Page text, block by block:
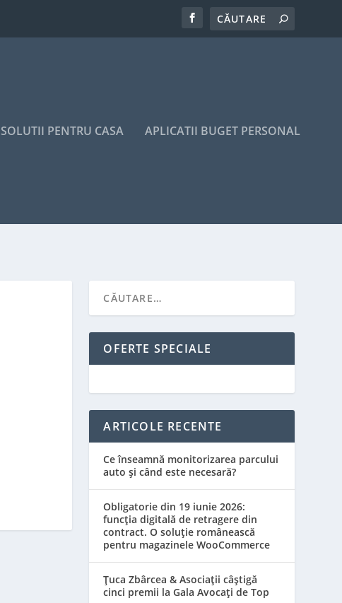
SOLUTII PENTRU CASA APLICATII BUGET PERSONAL
OFERTE SPECIALE
ARTICOLE RECENTE
Ce înseamnă monitorizarea parcului
auto și când este necesară?
Obligatorie din 19 iunie 2026:
funcția digitală de retragere din
contract. O soluție românească
pentru magazinele WooCommerce
Țuca Zbârcea & Asociații câștigă
cinci premii la Gala Avocați de Top